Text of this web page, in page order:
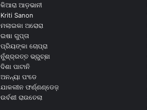
କିଆରା ଆଡ଼ଭାନୀ
Kriti Sanon
ମଲାଇକା ଅରୋରା
ଇଷା ଗୁପ୍ତା
ପ୍ରିୟଙ୍କା ଚୋପ୍ରା
ନୁଁଶ୍ର୍ରତ୍ତ ଭ୍ରୁଚ୍ଛା
ଦିଶା ପାଟାନି
ଅନନ୍ୟା ପଂଡେ
ଯାକଲୀନ ଫର୍ଣ୍ଣଣ୍ଡେଜ଼
ଉର୍ବଶୀ ରାଉତେଲା